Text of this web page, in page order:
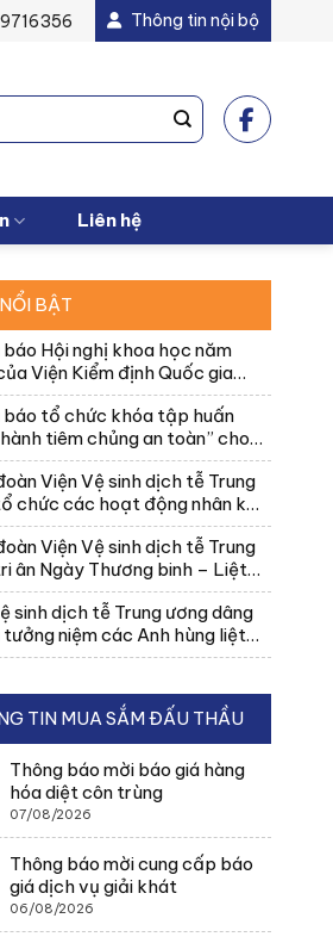
Thông tin nội bộ
Liên hệ
BẬT
báo Hội nghị khoa học năm
Viện Kiểm định Quốc gia
và Sinh phẩm y tế
báo tổ chức khóa tập huấn
tiêm chủng an toàn” cho
y tế Bệnh viện Da liễu Trung
Viện Vệ sinh dịch tễ Trung
chức các hoạt động nhân kỷ
năm Ngày thành lập Công
Nam
Viện Vệ sinh dịch tễ Trung
ân Ngày Thương binh – Liệt
sinh dịch tễ Trung ương dâng
niệm các Anh hùng liệt
Ngày Thương binh – Liệt sĩ
TIN MUA SẮM ĐẤU THẦU
Thông báo mời báo giá hàng
hóa diệt côn trùng
07/08/2026
Thông báo mời cung cấp báo
giá dịch vụ giải khát
06/08/2026